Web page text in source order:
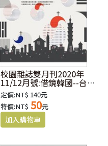
校園雜誌雙月刊2020年
11/12月號:借鏡韓國--台韓
教會間的光與影
定價:NT$ 140元
特價:NT$ 50元